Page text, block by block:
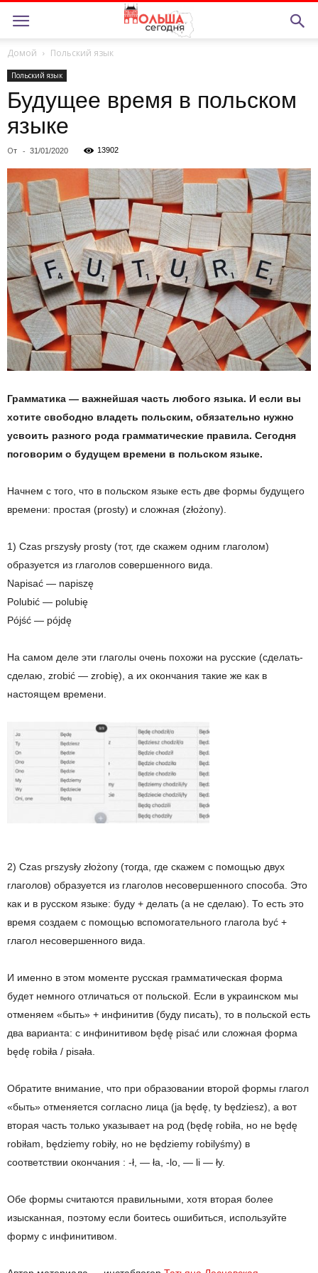
Домой Польский язык
Польский язык
Будущее время в польском
языке
От - 31/01/2020 13902
Грамматика — важнейшая часть любого языка. И если вы
хотите свободно владеть польским, обязательно нужно
усвоить разного рода грамматические правила. Сегодня
поговорим о будущем времени в польском языке.
Начнем с того, что в польском языке есть две формы будущего
времени: простая (prosty) и сложная (złożony).
1) Czas prszysły prosty (тот, где скажем одним глаголом)
образуется из глаголов совершенного вида.
Napisać — napiszę
Polubić — polubię
Pójść — pójdę
На самом деле эти глаголы очень похожи на русские (сделать-
сделаю, zrobić — zrobię), а их окончания такие же как в
настоящем времени.
2) Czas prszysły złożony (тогда, где скажем с помощью двух
глаголов) образуется из глаголов несовершенного способа. Это
как и в русском языке: буду + делать (а не сделаю). То есть это
время создаем с помощью вспомогательного глагола być +
глагол несовершенного вида.
И именно в этом моменте русская грамматическая форма
будет немного отличаться от польской. Если в украинском мы
отменяем «быть» + инфинитив (буду писать), то в польской есть
два варианта: с инфинитивом będę pisać или сложная форма
będę robiła / pisała.
Обратите внимание, что при образовании второй формы глагол
«быть» отменяется согласно лица (ja będę, ty będziesz), а вот
вторая часть только указывает на род (będę robiła, но не będę
robiłam, będziemy robiły, но не będziemy robilyśmy) в
соответствии окончания : -ł, — ła, -lo, — li — ły.
Обе формы считаются правильными, хотя вторая более
изысканная, поэтому если боитесь ошибиться, используйте
форму с инфинитивом.